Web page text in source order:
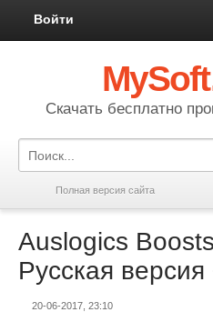
Войти
Скачать бесплатно
Полная версия сайта
Auslogics
Русская
20-06-2017, 23:10